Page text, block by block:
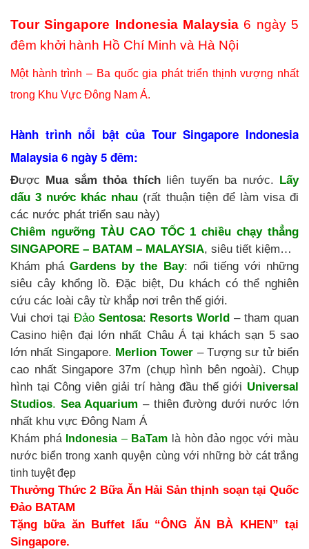
Tour Singapore Indonesia Malaysia 6 ngày 5
đêm khởi hành Hồ Chí Minh và Hà Nội
Một hành trình – Ba quốc gia phát triển thịnh vượng nhất
trong Khu Vực Đông Nam Á.
Hành trình nổi bật của Tour Singapore Indonesia
Malaysia 6 ngày 5 đêm:
Được Mua sắm thỏa thíchliên tuyến ba nước. Lấy
dấu 3 nước khác nhau (rất thuận tiện để làm visa đi
các nước phát triển sau này)
Chiêm ngưỡng TÀU CAO TỐC 1 chiều chạy thẳng
SINGAPORE – BATAM – MALAYSIA, siêu tiết kiệm…
Khám pháGardens by the Bay: nổi tiếng với những
siêu cây khổng lồ. Đặc biệt, Du khách có thể nghiên
cứu các loài cây từ khắp nơi trên thế giới.
Vui chơi tại Đảo Sentosa: Resorts World – tham quan
Casino hiện đại lớn nhất Châu Á tại khách sạn 5 sao
lớn nhất Singapore. Merlion Tower – Tượng sư tử biển
cao nhất Singapore 37m (chụp hình bên ngoài). Chụp
hình tại Công viên giải trí hàng đầu thế giới Universal
Studios. Sea Aquarium – thiên đường dưới nước lớn
nhất khu vực Đông Nam Á
Khám phá Indonesia – BaTam là hòn đảo ngọc với màu
nước biển trong xanh quyện cùng với những bờ cát trắng
tinh tuyệt đẹp
Thưởng Thức 2 Bữa Ăn Hải Sản thịnh soạn tại Quốc
Đảo BATAM
Tặng bữa ăn Buffet lẩu “ÔNG ĂN BÀ KHEN” tại
Singapore.